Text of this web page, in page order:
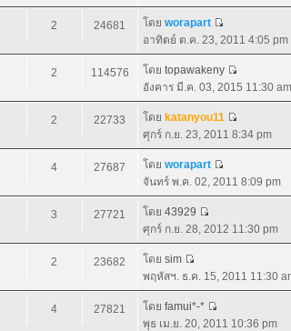
2 24681 โดย worapart
อาทิตย์ ต.ค. 23, 2011 4:05 pm
2 114576 โดย topawakeny
อังคาร มี.ค. 03, 2015 11:30 am
2 22733 โดย katanyou11
ศุกร์ ก.ย. 23, 2011 8:34 pm
4 27687 โดย worapart
จันทร์ พ.ค. 02, 2011 8:09 pm
3 27721 โดย 43929
ศุกร์ ก.ย. 28, 2012 11:30 pm
2 23682 โดย sim
พฤหัสฯ. ธ.ค. 15, 2011 11:30
4 27821 โดย famui*-*
พุธ เม.ย. 20, 2011 10:36 pm